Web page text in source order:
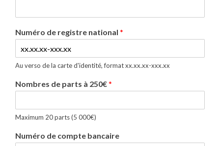
Numéro de registre national *
Au verso de la carte d'identité, format xx.xx.xx-xxx.xx
Nombres de parts à 250€*
Maximum 20 parts (5 000€)
Numéro de compte bancaire